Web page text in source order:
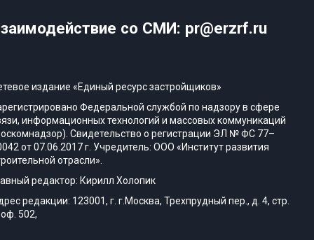
со СМИ: pr@erzrf.ru
издание «Единый ресурс застройщиков»
Федеральной службой по надзору в сфере
информационных технологий и массовых коммуникаций
Свидетельство о регистрации ЭЛ № ФС 77–
от 07.06.2017 г. Учредитель: ООО «Институт развития
отрасли».
редактор: Кирилл Холопик
редакции: 123001, г. г.Москва, Трехпрудный пер., д. 4, стр.
оф. 502,